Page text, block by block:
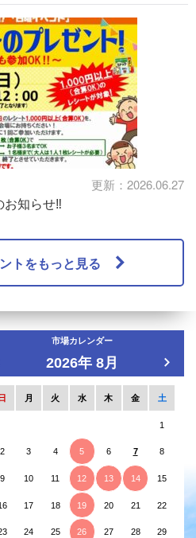
更新：2026.06.27
知らせ‼
トをもっと見る
市場カレンダー
2026年 8月
日 月 火 水 木 金 土
1
2 3 4 5 6 7 8
9 10 11 12 13 14 15
17 18 19 20 21 22
24 25 26 27 28 29